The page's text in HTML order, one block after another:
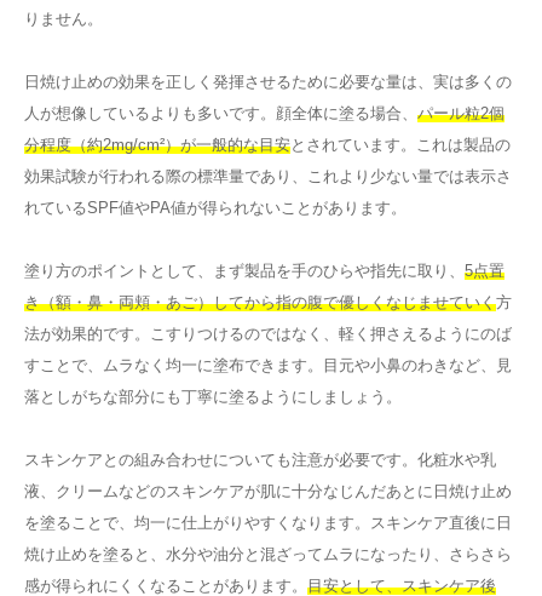
りません。
日焼け止めの効果を正しく発揮させるために必要な量は、実は多くの
人が想像しているよりも多いです。顔全体に塗る場合、 パール粒2個
分程度（約2mg/cm²）が一般的な目安とされています。これは製品の
効果試験が行われる際の標準量であり、これより少ない量では表示さ
れているSPF値やPA値が得られないことがあります。
塗り方のポイントとして、まず製品を手のひらや指先に取り、 5点置
き（額・鼻・両頬・あご）してから指の腹で優しくなじませていく方
法が効果的です。こすりつけるのではなく、軽く押さえるようにのば
すことで、ムラなく均一に塗布できます。目元や小鼻のわきなど、見
落としがちな部分にも丁寧に塗るようにしましょう。
スキンケアとの組み合わせについても注意が必要です。化粧水や乳
液、クリームなどのスキンケアが肌に十分なじんだあとに日焼け止め
を塗ることで、均一に仕上がりやすくなります。スキンケア直後に日
焼け止めを塗ると、水分や油分と混ざってムラになったり、さらさら
感が得られにくくなることがあります。 目安として、スキンケア後